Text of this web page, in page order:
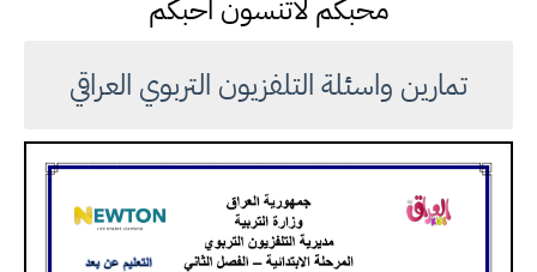
محبكم لاتنسون احبكم
تمارين واسئلة التلفزيون التربوي العراقي